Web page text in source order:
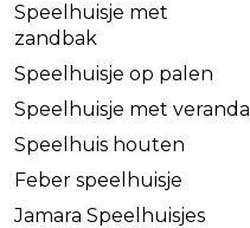
Speelhuisje met
zandbak
Speelhuisje op palen
Speelhuisje met veranda
Speelhuis houten
Feber speelhuisje
Jamara Speelhuisjes